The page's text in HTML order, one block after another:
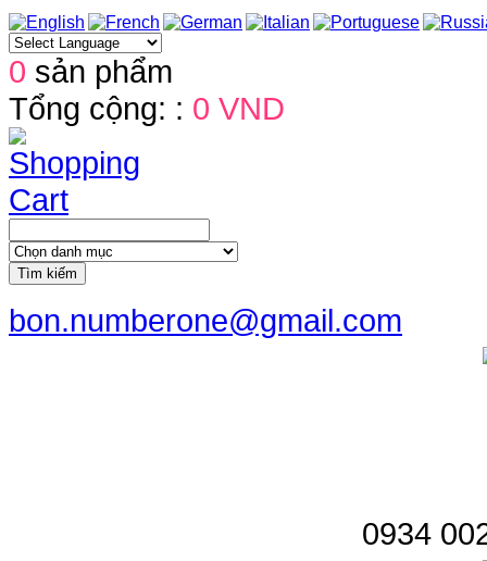
0 sản phẩm
Tổng cộng: : 0 VND
Tìm kiếm
bon.numberone@gmail.com
0934